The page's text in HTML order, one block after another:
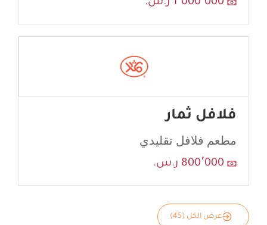
1٬000٬000 ر.س.
فلافل ثمار
مطعم فلافل تقليدي
800٬000 ر.س.
عرض الكل (45)